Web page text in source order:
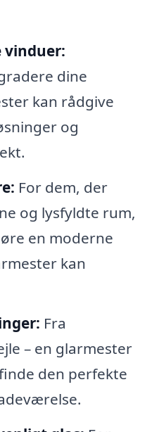
dine
kan rådgive
og
For dem, der
og lysfyldte rum,
en moderne
kan
Fra
– en glarmester
den perfekte